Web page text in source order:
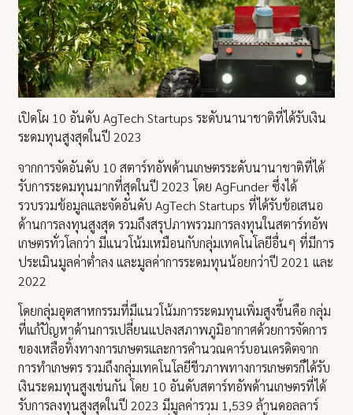
เปิดโผ 10 อันดับ AgTech Startups ระดับนานาชาติที่ได้รับเงิน
ระดมทุนสูงสุดในปี 2023
จากการจัดอันดับ 10 สตาร์ทอัพด้านเกษตรระดับนานาชาติที่ได้
รับการระดมทุนมากที่สุดในปี 2023 โดย AgFunder ซึ่งได้
รวบรวมข้อมูลและจัดอันดับ AgTech Startups ที่ได้รับข้อเสนอ
ด้านการลงทุนสูงสุด รวมถึงสรุปภาพรวมการลงทุนในสตาร์ทอัพ
เกษตรทั่วโลกว่า มีแนวโน้มเหมือนกับกลุ่มเทคโนโลยีอื่นๆ ที่มีการ
ประเมินมูลค่าต่ำลง และมูลค่าการระดมทุนน้อยกว่าปี 2021 และ
2022
โดยกลุ่มอุตสาหกรรมที่มีแนวโน้มการระดมทุนเพิ่มสูงขึ้นคือ กลุ่ม
ที่แก้ปัญหาด้านการเปลี่ยนแปลงสภาพภูมิอากาศด้วยการจัดการ
ของเหลือทิ้งทางการเกษตรและการคำนวณคาร์บอนเครดิตจาก
การทำเกษตร รวมถึงกลุ่มเทคโนโลยีชีวภาพทางการเกษตรก็ได้รับ
เงินระดมทุนสูงเช่นกัน โดย 10 อันดับสตาร์ทอัพด้านเกษตรที่ได้
รับการลงทุนสูงสุดในปี 2023 มีมูลค่ารวม 1,539 ล้านดอลลาร์